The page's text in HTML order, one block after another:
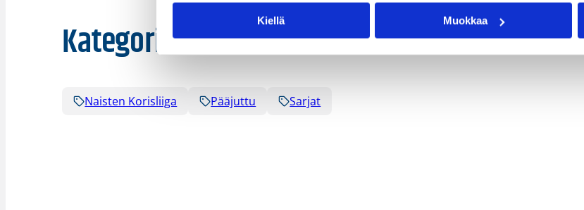
Kiellä Muokkaa
Kategoriat
Naisten Korisliiga Pääjuttu Sarjat